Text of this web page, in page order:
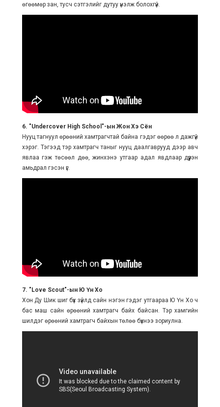
өгөөмөр зан, тусч сэтгэлийг дутуу үнэлж болохгүй.
6. "Undercover High School"-ын Жон Хэ Сён
Нууц тагнуул өрөөний хамтрагчтай байна гэдэг өөрөө л дажгүй
хэрэг. Тэгээд тэр хамтрагч таныг нууц даалгаврууд дээр авч
явлаа гэж төсөөл дөө, жинхэнэ утгаар адал явдлаар дүүрэн
амьдрал гэсэн үг.
7. "Love Scout"-ын Ю Үн Хо
Хон Ду Шик шиг бүх зүйлд сайн нэгэн гэдэг утгаараа Ю Үн Хо ч
бас маш сайн өрөөний хамтрагч байх байсан. Тэр хамгийн
шилдэг өрөөний хамтрагч байхын төлөө бүхнээ зориулна.